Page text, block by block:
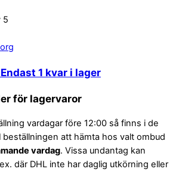
5
1 kvar i lager
för lagervaror
vardagar före 12:00 så finns i de
beställningen att hämta hos valt ombud
vardag. Vissa undantag kan
där DHL inte har daglig utkörning eller